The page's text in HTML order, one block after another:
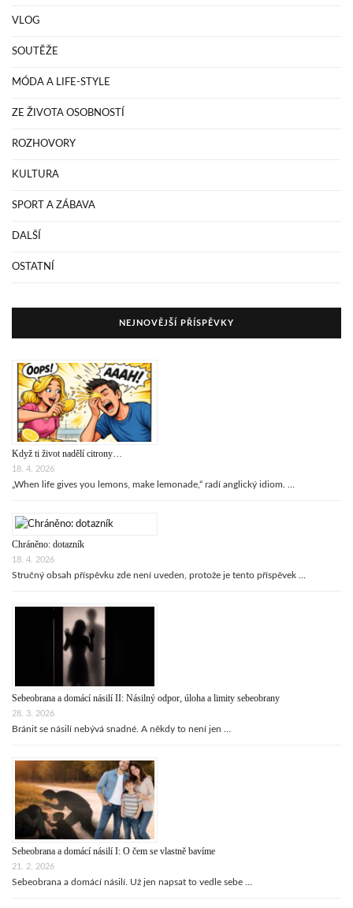
VLOG
SOUTĚŽE
MÓDA A LIFE-STYLE
ZE ŽIVOTA OSOBNOSTÍ
ROZHOVORY
KULTURA
SPORT A ZÁBAVA
DALŠÍ
OSTATNÍ
NEJNOVĚJŠÍ PŘÍSPĚVKY
Když ti život nadělí citrony…
18. 4. 2026
„When life gives you lemons, make lemonade,“ radí anglický idiom. …
Chráněno: dotazník
18. 4. 2026
Stručný obsah příspěvku zde není uveden, protože je tento příspěvek …
Sebeobrana a domácí násilí II: Násilný odpor, úloha a limity sebeobrany
28. 3. 2026
Bránit se násilí nebývá snadné. A někdy to není jen …
Sebeobrana a domácí násilí I: O čem se vlastně bavíme
21. 2. 2026
Sebeobrana a domácí násilí. Už jen napsat to vedle sebe …